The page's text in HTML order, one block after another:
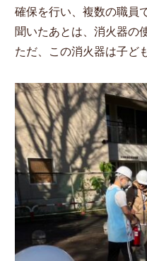
確保を行い、複数の職員
聞いたあとは、消火器の
ただ、この消火器は子ど